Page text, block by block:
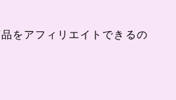
をアフィリエイトできるの